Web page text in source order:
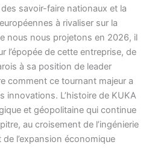
savoir-faire nationaux et la
à rivaliser sur la
nous nous projetons en 2026, il
l’épopée de cette entreprise, de
à sa position de leader
comment ce tournant majeur a
innovations. L’histoire de KUKA
et géopolitaine qui continue
au croisement de l’ingénierie
l’expansion économique